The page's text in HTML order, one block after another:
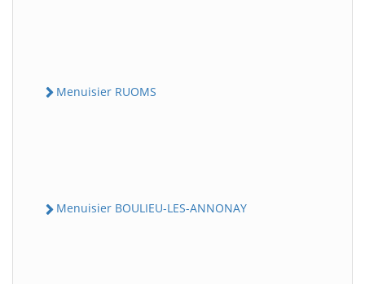
Menuisier RUOMS
Menuisier BOULIEU-LES-ANNONAY